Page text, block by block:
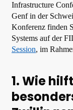
Infrastructure
Genf in der
Konferenz finden
Systems auf der
Session, im
1. Wie